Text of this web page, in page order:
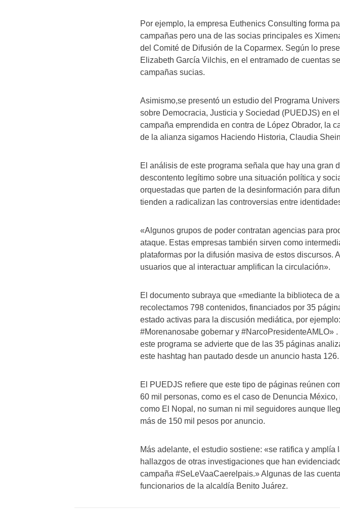
Por ejemplo, la empresa Euthenics Consulting forma
campañas pero una de las socias principales es
del Comité de Difusión de la Coparmex. Según lo
Elizabeth García Vilchis, en el entramado de cuentas
campañas sucias.
Asimismo,se presentó un estudio del Programa
sobre Democracia, Justicia y Sociedad (PUEDJS) en
campaña emprendida en contra de López Obrador, la
de la alianza sigamos Haciendo Historia, Claudia
El análisis de este programa señala que hay una gran
descontento legítimo sobre una situación política y
orquestadas que parten de la desinformación para
tienden a radicalizan las controversias entre
«Algunos grupos de poder contratan agencias para
ataque. Estas empresas también sirven como
plataformas por la difusión masiva de estos discursos.
usuarios que al interactuar amplifican la circulación».
El documento subraya que «mediante la biblioteca de
recolectamos 798 contenidos, financiados por 35
estado activas para la discusión mediática, por
#Morenanosabe gobernar y #NarcoPresidenteAMLO»
este programa se advierte que de las 35 páginas
este hashtag han pautado desde un anuncio hasta 126.
El PUEDJS refiere que este tipo de páginas reúnen
60 mil personas, como es el caso de Denuncia México,
como El Nopal, no suman ni mil seguidores aunque
más de 150 mil pesos por anuncio.
Más adelante, el estudio sostiene: «se ratifica y amplía
hallazgos de otras investigaciones que han
campaña #SeLeVaaCaerelpais.» Algunas de las
funcionarios de la alcaldía Benito Juárez.